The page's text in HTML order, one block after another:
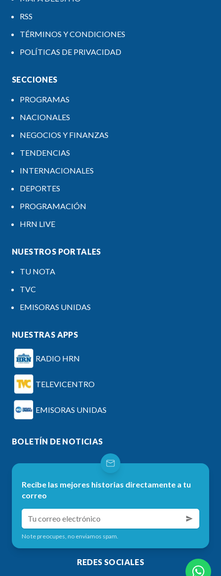
RSS
TÉRMINOS Y CONDICIONES
POLÍTICAS DE PRIVACIDAD
SECCIONES
PROGRAMAS
NACIONALES
NEGOCIOS Y FINANZAS
TENDENCIAS
INTERNACIONALES
DEPORTES
PROGRAMACIÓN
HRN LIVE
NUESTROS PORTALES
TU NOTA
TVC
EMISORAS UNIDAS
NUESTRAS APPS
RADIO HRN
TELEVICENTRO
EMISORAS UNIDAS
BOLETÍN DE NOTICIAS
Recibe las mejores historias directamente a tu
correo
No te preocupes, no enviamos spam.
REDES SOCIALES